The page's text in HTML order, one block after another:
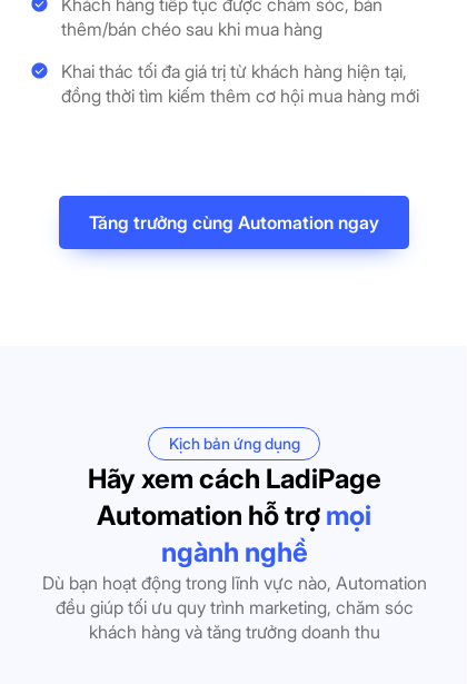
thêm/bán chéo sau khi mua hàng
Khai thác tối đa giá trị từ khách hàng hiện tại,
đồng thời tìm kiếm thêm cơ hội mua hàng mới
Tăng trưởng cùng Automation ngay
Hãy xem cách LadiPage
Automation hỗ trợ mọi
ngành nghề
Dù bạn hoạt động trong lĩnh vực nào, Automation
đều giúp tối ưu quy trình marketing, chăm sóc
khách hàng và tăng trưởng doanh thu
Kịch bản ứng dụng